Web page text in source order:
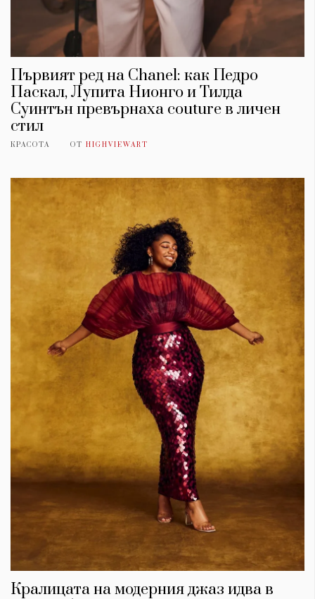
Първият ред на Chanel: как Педро
Паскал, Лупита Нионго и Тилда
Суинтън превърнаха couture в личен
стил
КРАСОТА ОТ HIGHVIEWART
Кралицата на модерния джаз идва в